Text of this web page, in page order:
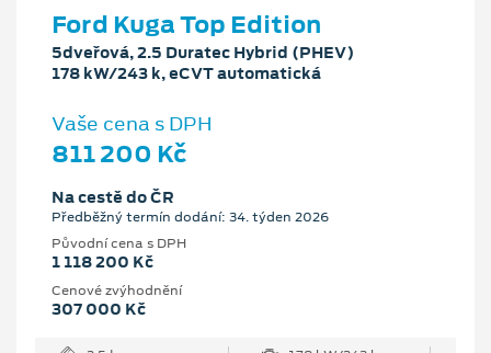
Ford Kuga Top Edition
5dveřová, 2.5 Duratec Hybrid (PHEV)
178 kW/243 k, eCVT automatická
Vaše cena s DPH
811 200 Kč
Na cestě do ČR
Předběžný termín dodání: 34. týden 2026
Původní cena s DPH
1 118 200 Kč
Cenové zvýhodnění
307 000 Kč